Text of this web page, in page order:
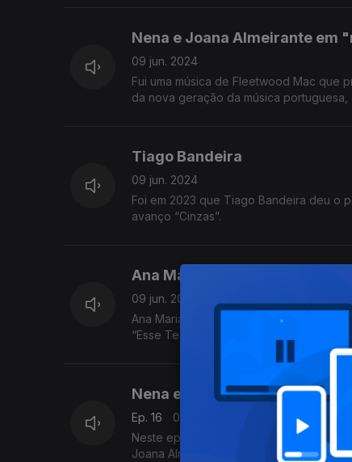
Nena e Joana Almeirante em
09 jun. 2024
Fui uma música de Fleetwood Mac que
da nova geração da música
Tiago Bandeira
09 jun. 2024
Foi em 2023 que Tiago Bandeira deu o
avanço “Cinzas”.
Ana Mariano
09 jun. 2024
Ana Mariano lançou o álbum de estreia
Nena e Joana Almeirante,
Ep. 16
09 jun. 2024
Neste episódio: novidades de Tiago
Joana Almeirante.